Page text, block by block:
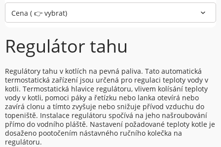
Cena ( 👉 vybrat)
Regulátor tahu
Regulátory tahu v kotlích na pevná paliva. Tato automatická
termostatická zařízení jsou určená pro regulaci teploty vody v
kotli. Termostatická hlavice regulátoru, vlivem kolísání teploty
vody v kotli, pomoci páky a řetízku nebo lanka otevírá nebo
zavírá clonu a tímto zvyšuje nebo snižuje přívod vzduchu do
topeniště. Instalace regulátoru spočívá na jeho našroubování
přímo do vodního pláště. Nastavení požadované teploty kotle je
dosaženo pootočením nástavného ručního kolečka na
regulátoru.